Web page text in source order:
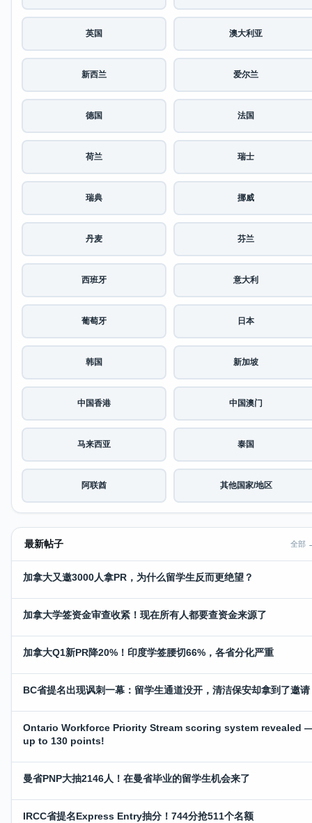
英国 澳大利亚
新西兰 爱尔兰
德国 法国
荷兰 瑞士
瑞典 挪威
丹麦 芬兰
西班牙 意大利
葡萄牙 日本
韩国 新加坡
中国香港 中国澳门
马来西亚 泰国
阿联酋 其他国家/地区
最新帖子 全部
加拿大又邀3000人拿PR，为什么留学生反而更绝望？
加拿大学签资金审查收紧！现在所有人都要查资金来源了
加拿大Q1新PR降20%！印度学签腰切66%，各省分化严重
BC省提名出现讽刺一幕：留学生通道没开，清洁保安却拿到了邀请
Ontario Workforce Priority Stream scoring system revealed
up to 130 points!
曼省PNP大抽2146人！在曼省毕业的留学生机会来了
IRCC省提名Express Entry抽分！744分抢511个名额